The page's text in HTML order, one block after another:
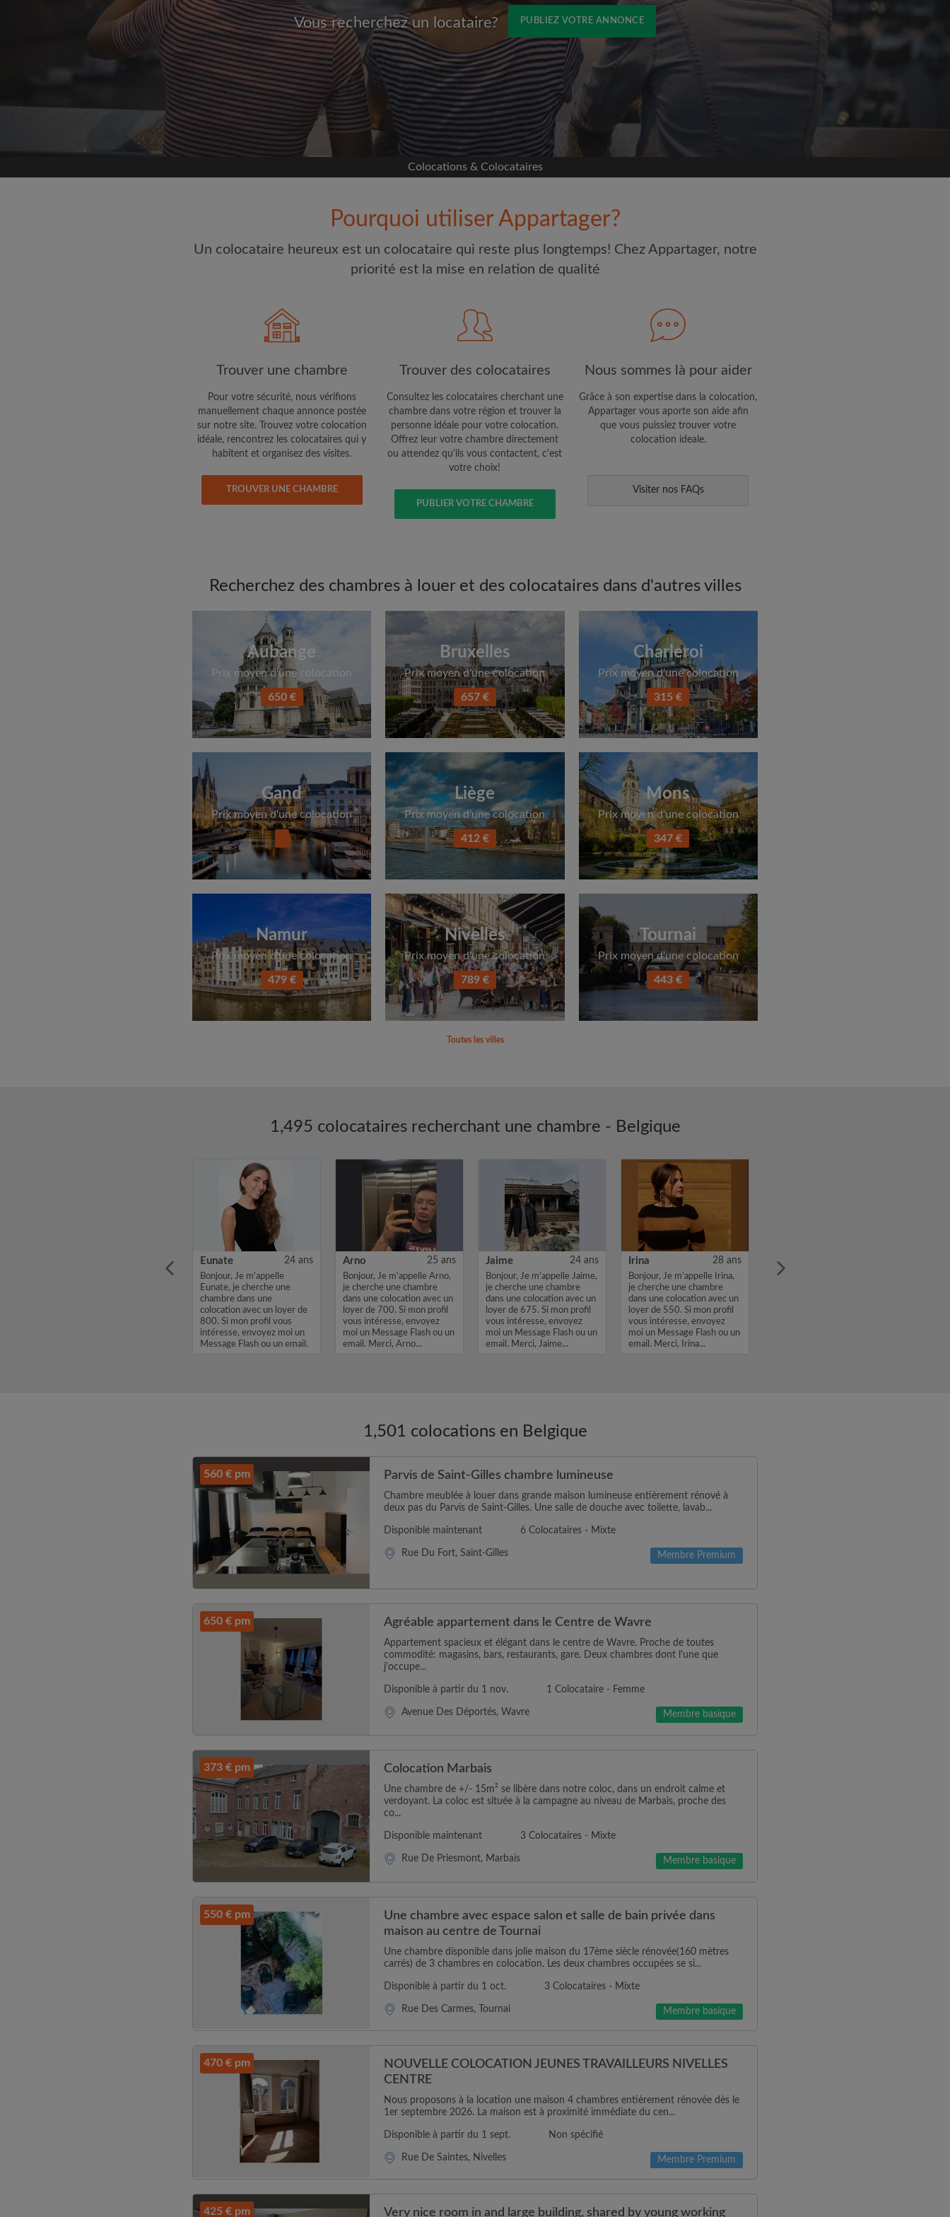
Vous recherchez un locataire? PUBLIEZ VOTRE ANNONCE
Inscrivez-vous avec Facebook
Nous ne publierons jamais sur votre page sans
votre accord
Trouvez votre colocation
Recevez des alertes pour toute nouvelle
annonce correspondant à vos critères
Faites part aux propriétaires et aux
colocataires de ce que vous cherchez
exactement
Adresse email
Mot de passe
et ai pris connaissance de la
Je souhaite recevoir des offres exclusives et des mises à
jour du compte par e-mail
Colocations & Colocataires
Pourquoi utiliser Appartager?
Un colocataire heureux est un colocataire qui reste plus longtemps! Chez Appartager, notre
priorité est la mise en relation de qualité
Trouver une chambre
Pour votre sécurité, nous vérifions
manuellement chaque annonce postée
sur notre site. Trouvez votre colocation
idéale, rencontrez les colocataires qui y
habitent et organisez des visites.
TROUVER UNE CHAMBRE
Trouver des colocataires
Consultez les colocataires cherchant une
chambre dans votre région et trouver la
personne idéale pour votre colocation.
Offrez leur votre chambre directement
ou attendez qu'ils vous contactent, c'est
votre choix!
PUBLIER VOTRE CHAMBRE
Nous sommes là pour aider
Grâce à son expertise dans la colocation,
Appartager vous aporte son aide afin
que vous puissiez trouver votre
colocation ideale.
Visiter nos FAQs
Recherchez des chambres à louer et des colocataires dans d'autres villes
Aubange
Prix moyen d'une colocation
650 €
Bruxelles
Prix moyen d'une colocation
657 €
Charleroi
Prix moyen d'une colocation
315 €
Gand
Prix moyen d'une colocation
Liège
Prix moyen d'une colocation
412 €
Mons
Prix moyen d'une colocation
347 €
Namur
Prix moyen d'une colocation
479 €
Nivelles
Prix moyen d'une colocation
789 €
Tournai
Prix moyen d'une colocation
443 €
Toutes les villes
1,495 colocataires recherchant une chambre - Belgique
Eunate 24 ans
Bonjour, Je m'appelle
Eunate, je cherche une
chambre dans une
colocation avec un loyer de
800. Si mon profil vous
intéresse, envoyez moi un
Message Flash ou un email.
Arno 25 ans
Bonjour, Je m'appelle Arno,
je cherche une chambre
dans une colocation avec un
loyer de 700. Si mon profil
vous intéresse, envoyez
moi un Message Flash ou un
email. Merci, Arno...
Jaime 24 ans
Bonjour, Je m'appelle Jaime,
je cherche une chambre
dans une colocation avec un
loyer de 675. Si mon profil
vous intéresse, envoyez
moi un Message Flash ou un
email. Merci, Jaime...
Irina 28 ans
Bonjour, Je m'appelle Irina,
je cherche une chambre
dans une colocation avec un
loyer de 550. Si mon profil
vous intéresse, envoyez
moi un Message Flash ou un
email. Merci, Irina...
1,501 colocations en Belgique
560 € pm Parvis de Saint-Gilles chambre lumineuse
Chambre meublée à louer dans grande maison lumineuse entièrement rénové à
deux pas du Parvis de Saint-Gilles. Une salle de douche avec toilette, lavab...
Disponible maintenant 6 Colocataires - Mixte
Rue Du Fort, Saint-Gilles Membre Premium
650 € pm Agréable appartement dans le Centre de Wavre
Appartement spacieux et élégant dans le centre de Wavre. Proche de toutes
commodité: magasins, bars, restaurants, gare. Deux chambres dont l'une que
j'occupe...
Disponible à partir du 1 nov. 1 Colocataire - Femme
Avenue Des Déportés, Wavre Membre basique
373 € pm Colocation Marbais
Une chambre de +/- 15m² se libère dans notre coloc, dans un endroit calme et
verdoyant. La coloc est située à la campagne au niveau de Marbais, proche des
co...
Disponible maintenant 3 Colocataires - Mixte
Rue De Priesmont, Marbais Membre basique
550 € pm
Une chambre avec espace salon et salle de bain privée dans
maison au centre de Tournai
Une chambre disponible dans jolie maison du 17ème siècle rénovée(160 mètres
carrés) de 3 chambres en colocation. Les deux chambres occupées se si...
Disponible à partir du 1 oct. 3 Colocataires - Mixte
Rue Des Carmes, Tournai Membre basique
470 € pm
NOUVELLE COLOCATION JEUNES TRAVAILLEURS NIVELLES
CENTRE
Nous proposons à la location une maison 4 chambres entièrement rénovée dès le
1er septembre 2026. La maison est à proximité immédiate du cen...
Disponible à partir du 1 sept. Non spécifié
Rue De Saintes, Nivelles Membre Premium
425 € pm Very nice room in and large building, shared by young working